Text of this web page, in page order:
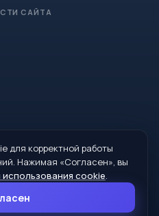
САЙТА
Администрации МО
г. Сухой Лог, ул. Кирова, дом 7
для корректной работы
Нажимая «Согласен», вы
cookie.